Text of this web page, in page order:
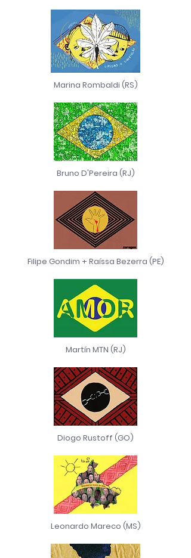
Marina Rombaldi (RS)
Bruno D'Pereira (RJ)
Filipe Gondim + Raíssa Bezerra (PE)
Martín MTN (RJ)
Diogo Rustoff (GO)
Leonardo Mareco (MS)